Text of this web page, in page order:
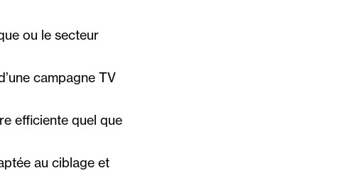
ou le secteur
campagne TV
efficiente quel que
au ciblage et